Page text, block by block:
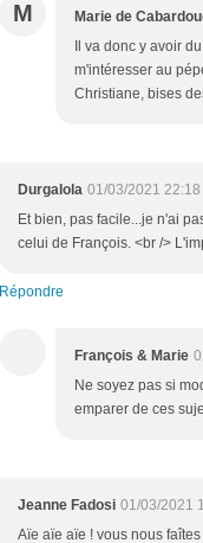
M Marie de
Il va donc y avoir
m'intéresser au
Christiane, bises
Durgalola 01/03/2021 22:18
Et bien, pas facile...je n'ai
celui de François. <br />
Répondre
François & Marie
Ne soyez pas si
emparer de ces
Jeanne Fadosi 01/03/2021
Aïe aïe aïe ! vous nous